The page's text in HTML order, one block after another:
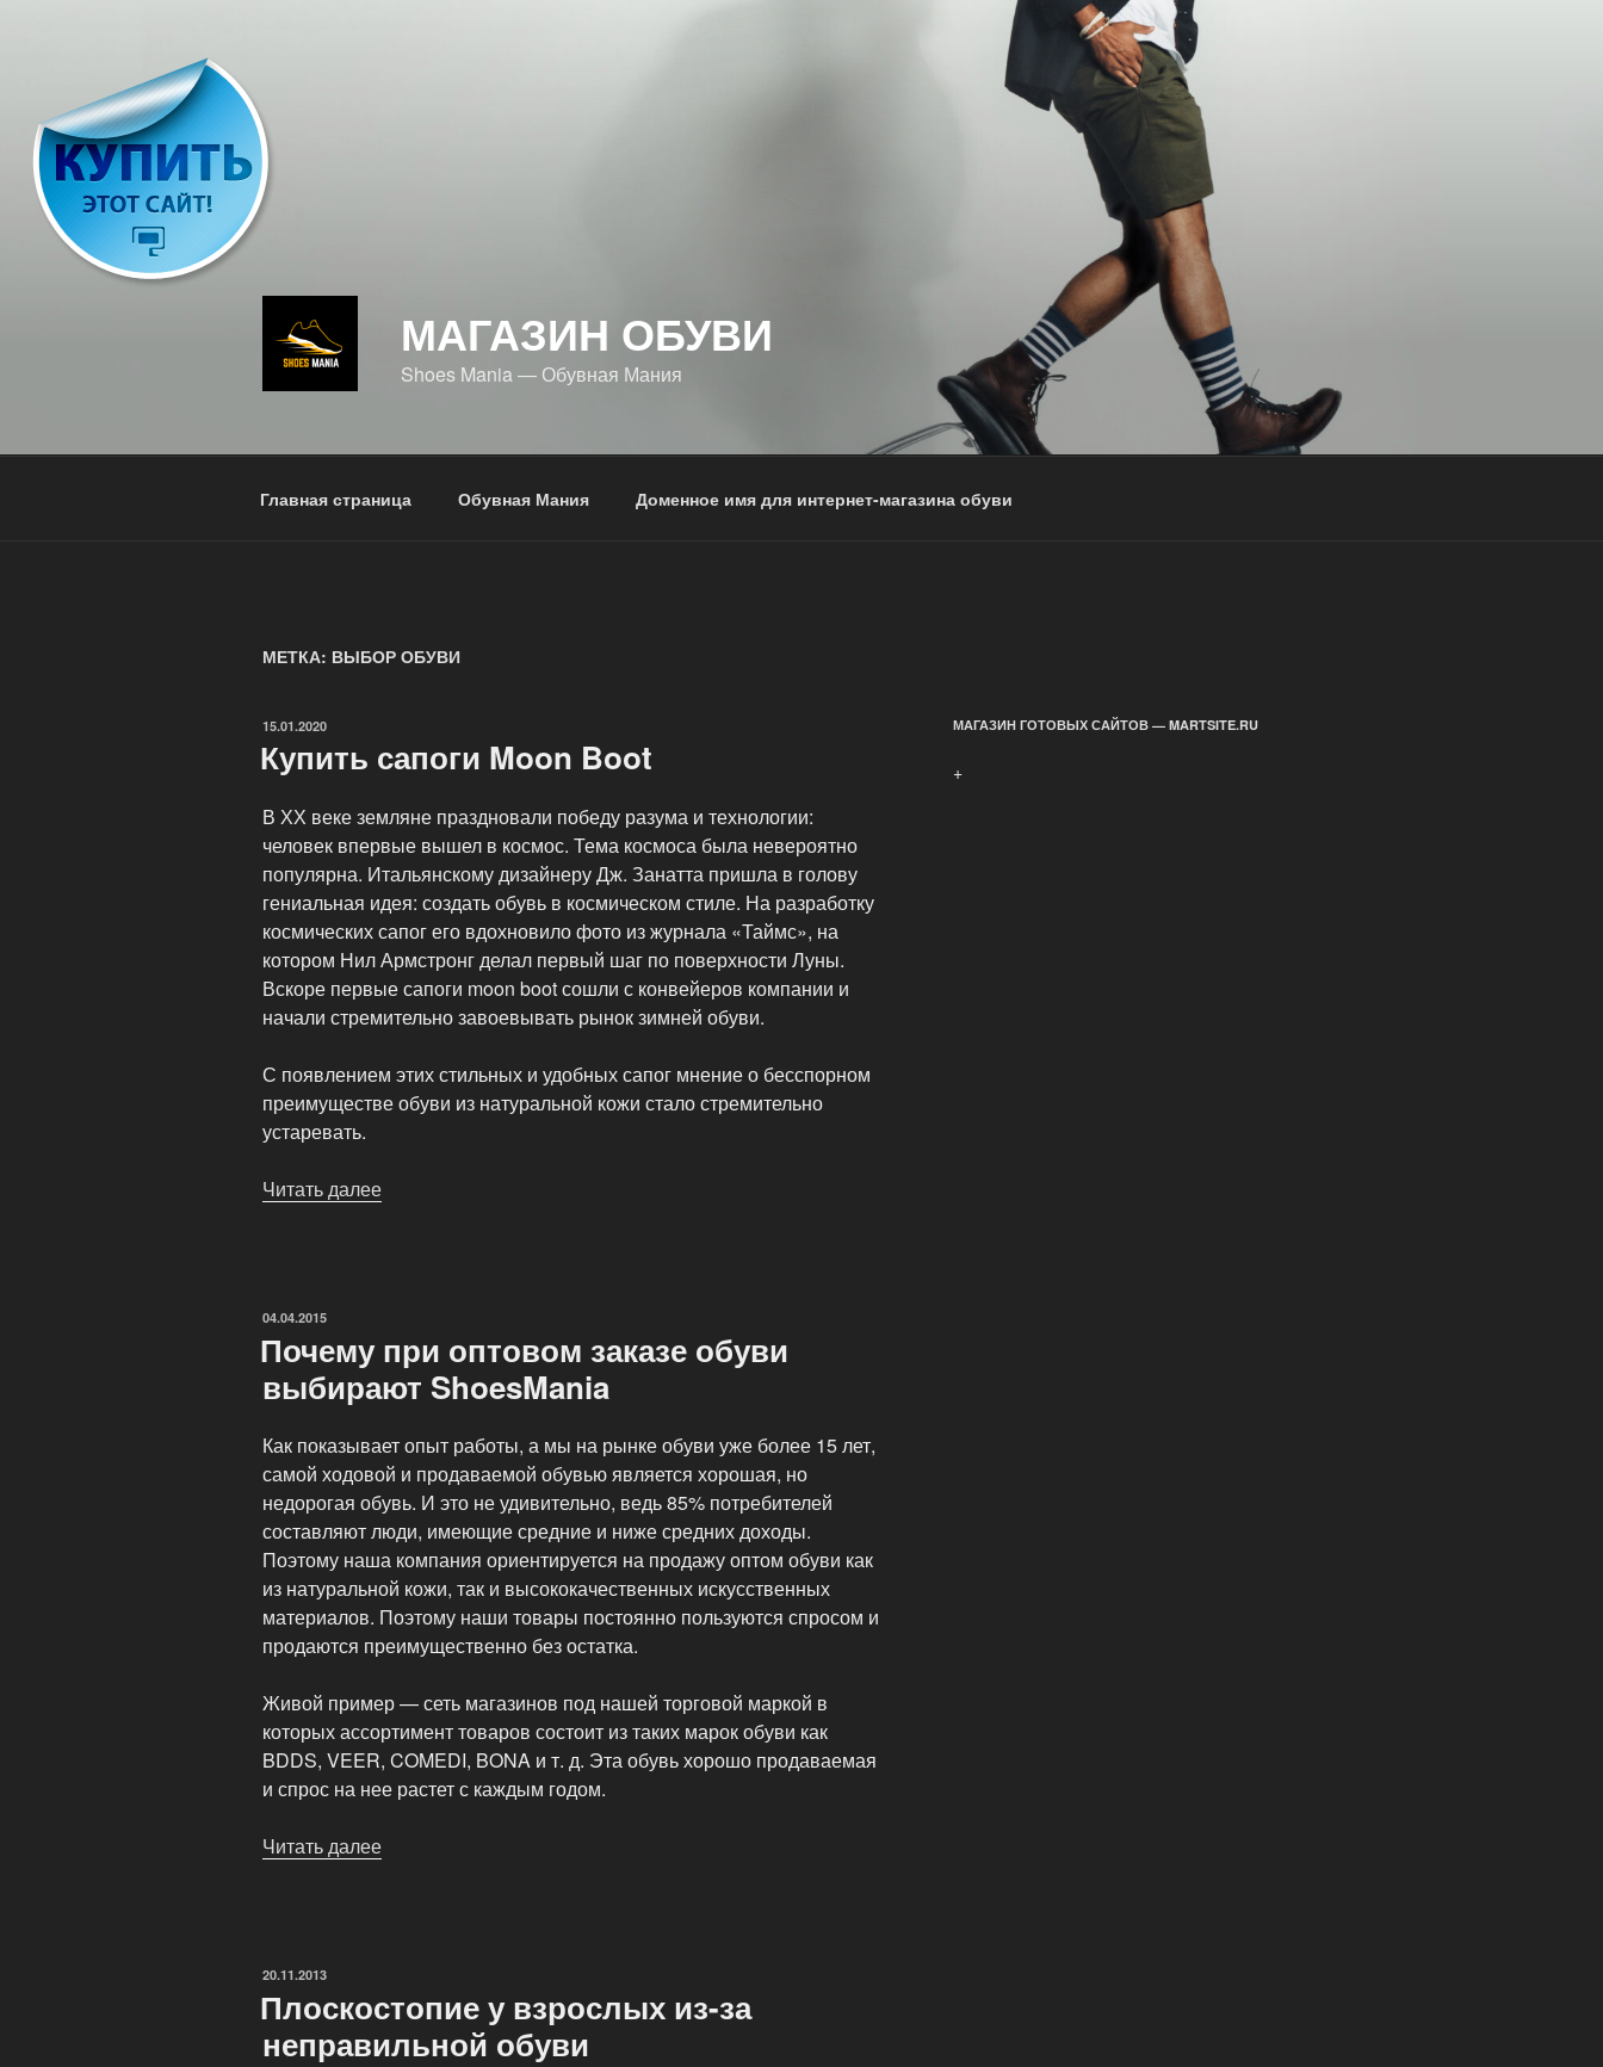
МАГАЗИН ОБУВИ
Shoes Mania — Обувная Мания
Главная страница Обувная Мания Доменное имя для интернет-магазина обуви
МЕТКА: ВЫБОР ОБУВИ
ОПУБЛИКОВАНО
15.01.2020
Купить сапоги Moon Boot
В ХХ веке земляне праздновали победу разума и технологии:
человек впервые вышел в космос. Тема космоса была невероятно
популярна. Итальянскому дизайнеру Дж. Занатта пришла в голову
гениальная идея: создать обувь в космическом стиле. На разработку
космических сапог его вдохновило фото из журнала «Таймс», на
котором Нил Армстронг делал первый шаг по поверхности Луны.
Вскоре первые сапоги moon boot сошли с конвейеров компании и
начали стремительно завоевывать рынок зимней обуви.
С появлением этих стильных и удобных сапог мнение о бесспорном
преимуществе обуви из натуральной кожи стало стремительно
устаревать.
Читать далее
ОПУБЛИКОВАНО
04.04.2015
Почему при оптовом заказе обуви
выбирают ShoesMania
Как показывает опыт работы, а мы на рынке обуви уже более 15 лет,
самой ходовой и продаваемой обувью является хорошая, но
недорогая обувь. И это не удивительно, ведь 85% потребителей
составляют люди, имеющие средние и ниже средних доходы.
Поэтому наша компания ориентируется на продажу оптом обуви как
из натуральной кожи, так и высококачественных искусственных
материалов. Поэтому наши товары постоянно пользуются спросом и
продаются преимущественно без остатка.
Живой пример — сеть магазинов под нашей торговой маркой в
которых ассортимент товаров состоит из таких марок обуви как
BDDS, VEER, COMEDI, BONA и т. д. Эта обувь хорошо продаваемая
и спрос на нее растет с каждым годом.
Читать далее
ShoesMania»
ОПУБЛИКОВАНО
20.11.2013
Плоскостопие у взрослых из-за
неправильной обуви
МАГАЗИН ГОТОВЫХ САЙТОВ — MARTSITE.RU
+